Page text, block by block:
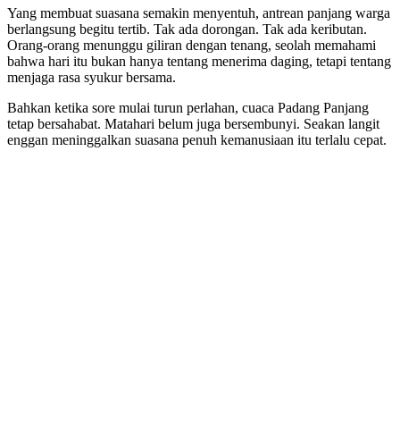
Yang membuat suasana semakin menyentuh, antrean panjang warga
berlangsung begitu tertib. Tak ada dorongan. Tak ada keributan.
Orang-orang menunggu giliran dengan tenang, seolah memahami
bahwa hari itu bukan hanya tentang menerima daging, tetapi tentang
menjaga rasa syukur bersama.
Bahkan ketika sore mulai turun perlahan, cuaca Padang Panjang
tetap bersahabat. Matahari belum juga bersembunyi. Seakan langit
enggan meninggalkan suasana penuh kemanusiaan itu terlalu cepat.